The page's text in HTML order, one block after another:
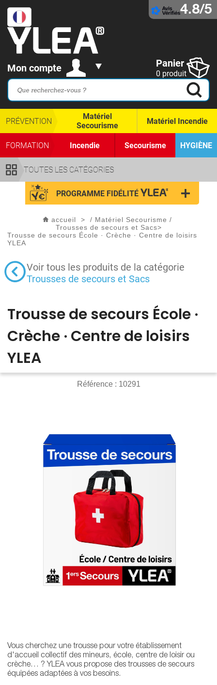
4.8/5
Mon compte Panier
0 produit
TOUTES LES CATÉGORIES
PRÉVENTION
Matériel
Secourisme
Matériel Incendie
FORMATION Incendie Secourisme HYGIÈNE
PROGRAMME FIDÉLITÉ
accueil > / Matériel Secourisme /
Trousses de secours et Sacs>
Trousse de secours École · Crèche · Centre de loisirs
YLEA
Voir tous les produits de la catégorie
Trousses de secours et Sacs
Trousse de secours École ·
Crèche · Centre de loisirs
YLEA
Référence : 10291
Vous cherchez une trousse pour votre établissement
d'accueil collectif des mineurs, école, centre de loisir ou
crèche… ? YLEA vous propose des trousses de secours
équipées adaptées à vos besoins.